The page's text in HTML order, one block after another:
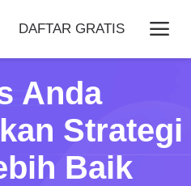
DAFTAR GRATIS
Anda
Strategi
Baik